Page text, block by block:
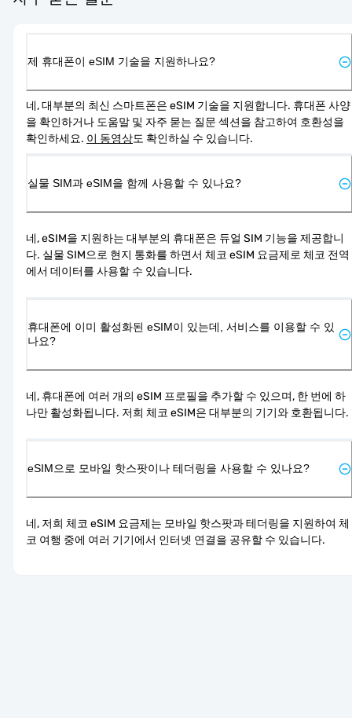
제 휴대폰이 eSIM 기술을 지원하나요?
네, 대부분의 최신 스마트폰은 eSIM 기술을 지원합니다. 휴대폰 사양
을 확인하거나 도움말 및 자주 묻는 질문 섹션을 참고하여 호환성을
확인하세요. 이 동영상도 확인하실 수 있습니다.
실물 SIM과 eSIM을 함께 사용할 수 있나요?
네, eSIM을 지원하는 대부분의 휴대폰은 듀얼 SIM 기능을 제공합니
다. 실물 SIM으로 현지 통화를 하면서 체코 eSIM 요금제로 체코 전역
에서 데이터를 사용할 수 있습니다.
휴대폰에 이미 활성화된 eSIM이 있는데, 서비스를 이용할 수 있
나요?
네, 휴대폰에 여러 개의 eSIM 프로필을 추가할 수 있으며, 한 번에 하
나만 활성화됩니다. 저희 체코 eSIM은 대부분의 기기와 호환됩니다.
eSIM으로 모바일 핫스팟이나 테더링을 사용할 수 있나요?
네, 저희 체코 eSIM 요금제는 모바일 핫스팟과 테더링을 지원하여 체
코 여행 중에 여러 기기에서 인터넷 연결을 공유할 수 있습니다.